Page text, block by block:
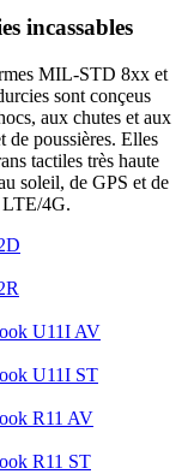
incassables
MIL-STD 8xx et
sont conçeus
aux chutes et aux
de poussières. Elles
tactiles très haute
soleil, de GPS et de
4G.
U11I AV
U11I ST
R11 AV
R11 ST